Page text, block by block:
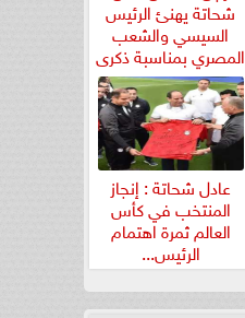
شحاتة يهنئ الرئيس
السيسي والشعب
المصري بمناسبة ذكرى
ثورة...
عادل شحاتة : إنجاز
المنتخب في كأس
العالم ثمرة اهتمام
الرئيس...